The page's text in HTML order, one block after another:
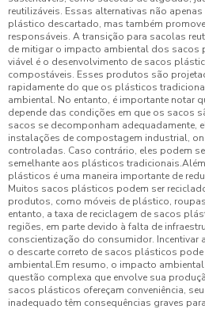
reutilizáveis. Essas alternativas não
plástico descartado, mas também
responsáveis. A transição para sacolas
de mitigar o impacto ambiental dos sacos
viável é o desenvolvimento de sacos
compostáveis. Esses produtos são
rapidamente do que os plásticos
ambiental. No entanto, é importante notar
depende das condições em que os sacos
sacos se decomponham adequadamente,
instalações de compostagem industrial,
controladas. Caso contrário, eles podem
semelhante aos plásticos
plásticos é uma maneira importante de
Muitos sacos plásticos podem ser
produtos, como móveis de plástico,
entanto, a taxa de reciclagem de sacos
regiões, em parte devido à falta de
conscientização do consumidor. Incentivar
o descarte correto de sacos plásticos
ambiental.Em resumo, o impacto
questão complexa que envolve sua
sacos plásticos ofereçam conveniência,
inadequado têm consequências graves